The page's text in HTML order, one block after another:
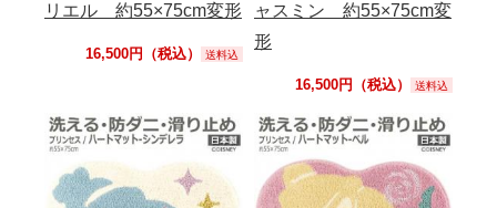
リエル 約55×75cm変形
16,500円（税込） 送料込
ャスミン 約55×75cm変
形
16,500円（税込） 送料込